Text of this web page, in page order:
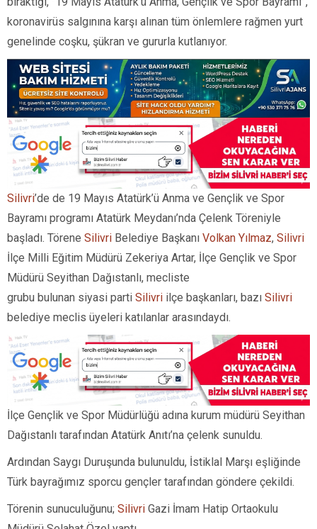
koronavirüs salgınına karşı alınan tüm önlemlere rağmen yurt
genelinde coşku, şükran ve gururla kutlanıyor.
Silivri’de de 19 Mayıs Atatürk’ü Anma ve Gençlik ve Spor
Bayramı programı Atatürk Meydanı’nda Çelenk Töreniyle
başladı. Törene Silivri Belediye Başkanı Volkan Yılmaz, Silivri
İlçe Milli Eğitim Müdürü Zekeriya Artar, İlçe Gençlik ve Spor
Müdürü Seyithan Dağıstanlı, mecliste
grubu bulunan siyasi parti Silivri ilçe başkanları, bazı Silivri
belediye meclis üyeleri katılanlar arasındaydı.
İlçe Gençlik ve Spor Müdürlüğü adına kurum müdürü Seyithan
Dağıstanlı tarafından Atatürk Anıtı’na çelenk sunuldu.
Ardından Saygı Duruşunda bulunuldu, İstiklal Marşı eşliğinde
Türk bayrağımız sporcu gençler tarafından göndere çekildi.
Törenin sunuculuğunu; Silivri Gazi İmam Hatip Ortaokulu